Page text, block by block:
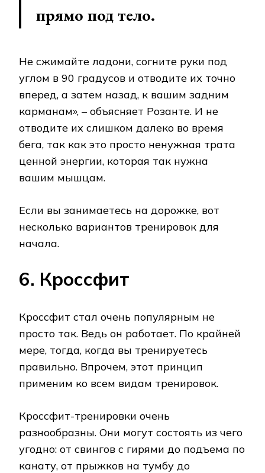
прямо под тело.
Не сжимайте ладони, согните руки под
углом в 90 градусов и отводите их точно
вперед, а затем назад, к вашим задним
карманам», – объясняет Розанте. И не
отводите их слишком далеко во время
бега, так как это просто ненужная трата
ценной энергии, которая так нужна
вашим мышцам.
Если вы занимаетесь на дорожке, вот
несколько вариантов тренировок для
начала.
6. Кроссфит
Кроссфит стал очень популярным не
просто так. Ведь он работает. По крайней
мере, тогда, когда вы тренируетесь
правильно. Впрочем, этот принцип
применим ко всем видам тренировок.
Кроссфит-тренировки очень
разнообразны. Они могут состоять из чего
угодно: от свингов с гирями до подъема по
канату, от прыжков на тумбу до